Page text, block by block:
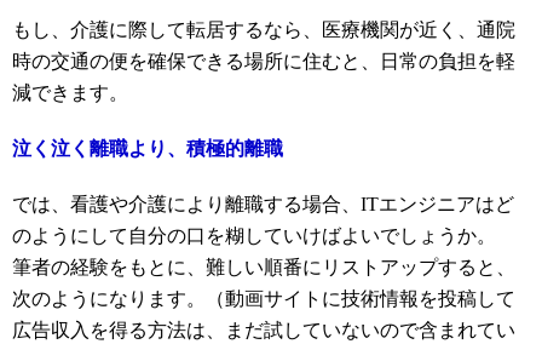
もし、介護に際して転居するなら、医療機関が近く、通院
時の交通の便を確保できる場所に住むと、日常の負担を軽
減できます。
泣く泣く離職より、積極的離職
では、看護や介護により離職する場合、ITエンジニアはど
のようにして自分の口を糊していけばよいでしょうか。
筆者の経験をもとに、難しい順番にリストアップすると、
次のようになります。（動画サイトに技術情報を投稿して
広告収入を得る方法は、まだ試していないので含まれてい